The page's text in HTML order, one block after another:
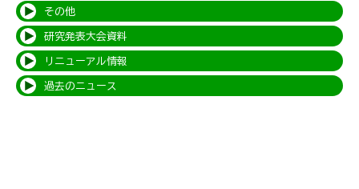
その他
研究発表大会資料
リニューアル情報
過去のニュース